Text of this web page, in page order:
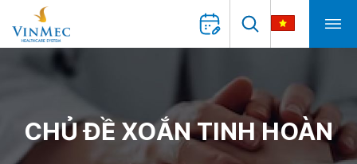
CHỦ ĐỀ XOẮN TINH HOÀN